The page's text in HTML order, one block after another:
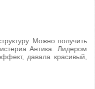
Можно получить
Антика. Лидером
давала красивый,